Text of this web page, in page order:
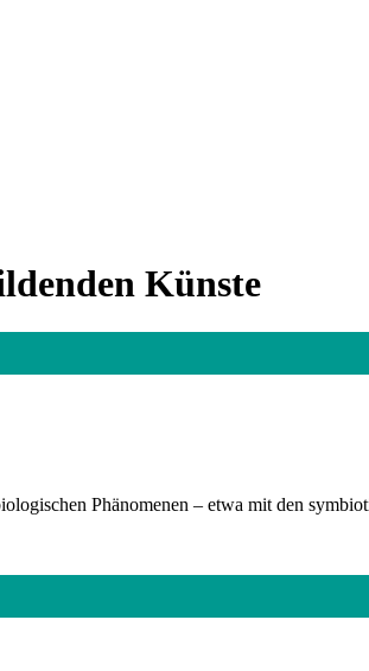
Künste
Phänomenen – etwa mit den